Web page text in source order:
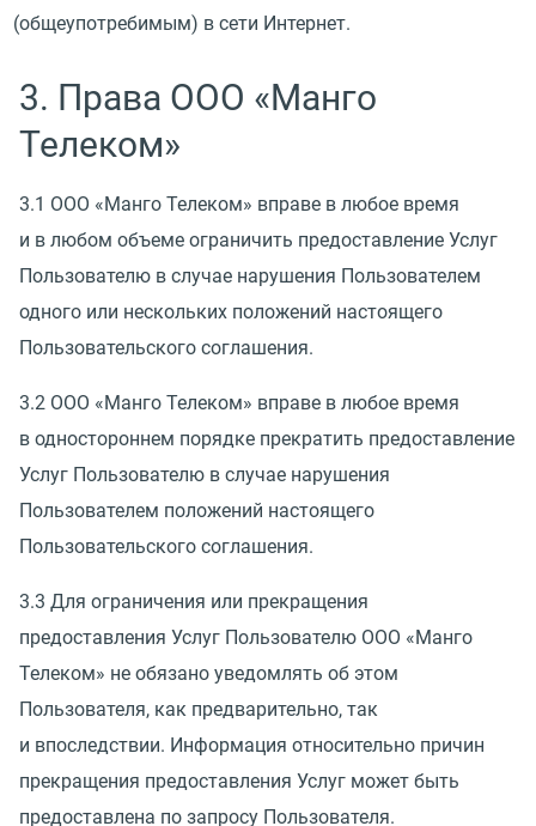
(общеупотребимым) в сети Интернет.
3. Права ООО «Манго
Телеком»
3.1 ООО «Манго Телеком» вправе в любое время
и в любом объеме ограничить предоставление Услуг
Пользователю в случае нарушения Пользователем
одного или нескольких положений настоящего
Пользовательского соглашения.
3.2 ООО «Манго Телеком» вправе в любое время
в одностороннем порядке прекратить предоставление
Услуг Пользователю в случае нарушения
Пользователем положений настоящего
Пользовательского соглашения.
3.3 Для ограничения или прекращения
предоставления Услуг Пользователю ООО «Манго
Телеком» не обязано уведомлять об этом
Пользователя, как предварительно, так
и впоследствии. Информация относительно причин
прекращения предоставления Услуг может быть
предоставлена по запросу Пользователя.